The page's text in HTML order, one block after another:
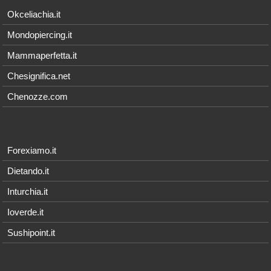
Okceliachia.it
Mondopiercing.it
Mammaperfetta.it
Chesignifica.net
Chenozze.com
Forexiamo.it
Dietando.it
Inturchia.it
Ioverde.it
Sushipoint.it